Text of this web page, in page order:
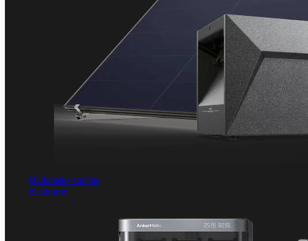
Balkonske sončne
elektrarne